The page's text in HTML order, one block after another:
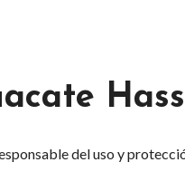
Hass
del uso y